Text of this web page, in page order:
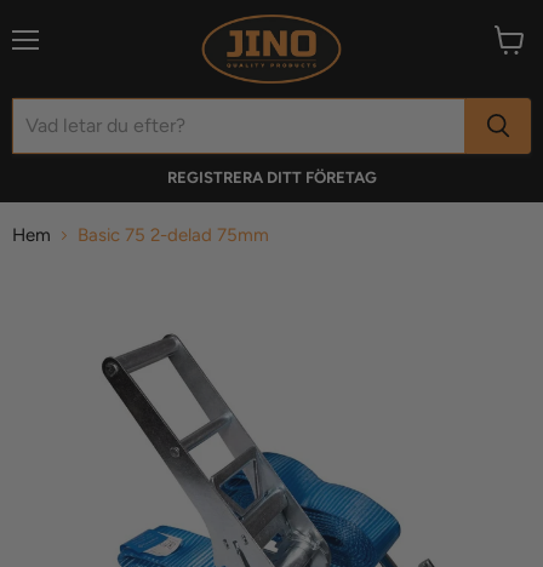
REGISTRERA DITT FÖRETAG
Hem Basic 75 2-delad 75mm